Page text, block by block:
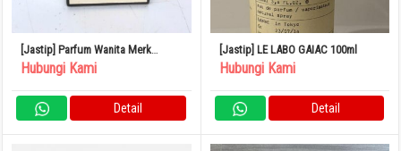
[Jastip] Parfum Wanita Merk
CHANEL No.5
Hubungi Kami
Detail
[Jastip] LE LABO GAIAC 100ml
Hubungi Kami
Detail